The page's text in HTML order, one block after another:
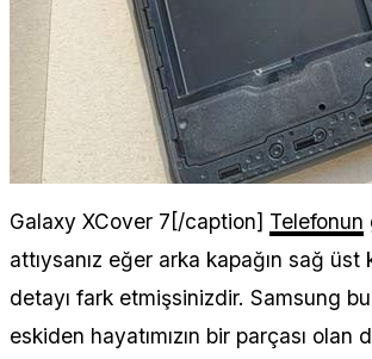
Galaxy XCover 7[/caption] Telefonun
attıysanız eğer arka kapağın sağ üst
detayı fark etmişsinizdir. Samsung
eskiden hayatımızın bir parçası olan